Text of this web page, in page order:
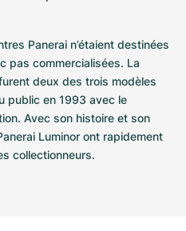
Panerai n’étaient destinées
pas commercialisées. La
deux des trois modèles
public en 1993 avec le
Avec son histoire et son
Luminor ont rapidement
collectionneurs.